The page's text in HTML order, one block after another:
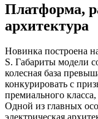
Платформа,
архитектура
Новинка построена
S. Габариты модели
колесная база
конкурировать с
премиального
Одной из главных